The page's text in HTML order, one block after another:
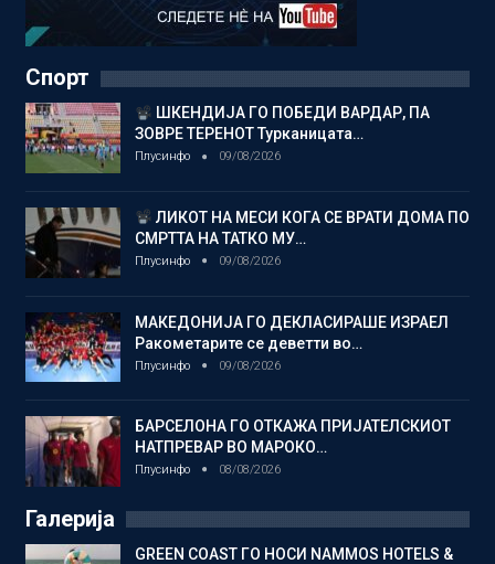
Спорт
ШКЕНДИЈА ГО ПОБЕДИ ВАРДАР, ПА
ЗОВРЕ ТЕРЕНОТ Турканицата…
Плусинфо 09/08/2026
ЛИКОТ НА МЕСИ КОГА СЕ ВРАТИ ДОМА ПО
СМРТТА НА ТАТКО МУ…
Плусинфо 09/08/2026
МАКЕДОНИЈА ГО ДЕКЛАСИРАШЕ ИЗРАЕЛ
Ракометарите се деветти во…
Плусинфо 09/08/2026
БАРСЕЛОНА ГО ОТКАЖА ПРИЈАТЕЛСКИОТ
НАТПРЕВАР ВО МАРОКО…
Плусинфо 08/08/2026
Галерија
GREEN COAST ГО НОСИ NAMMOS HOTELS &